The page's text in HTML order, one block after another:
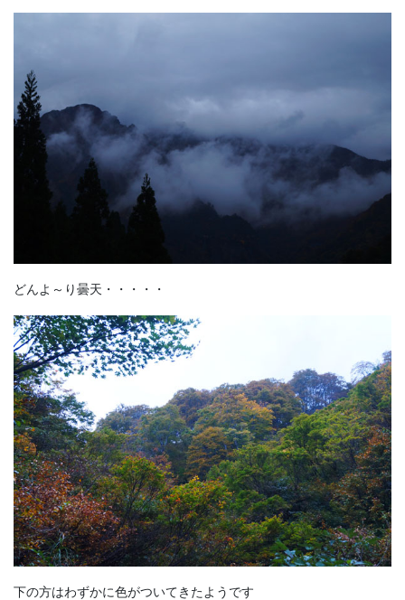
どんよ～り曇天・・・・・
下の方はわずかに色がついてきたようです